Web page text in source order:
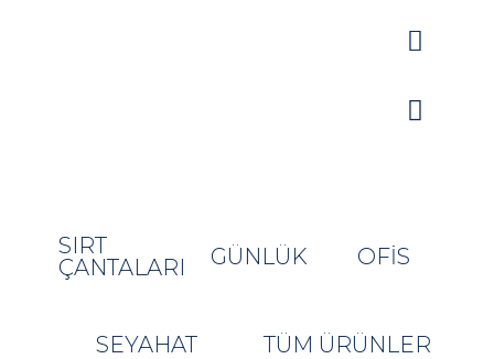


SIRT
ÇANTALARI
GÜNLÜK OFIS
SEYAHAT TÜM ÜRÜNLER